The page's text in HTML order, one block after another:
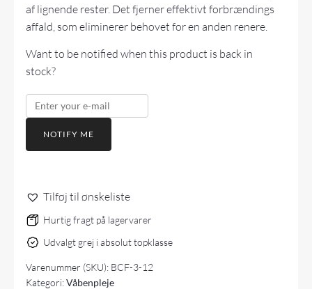
af lignende rester. Det fjerner effektivt forbrændings
affald, som eliminerer behovet for en anden renere.
Want to be notified when this product is back in
stock?
NOTIFY ME
Tilføj til ønskeliste
Hurtig fragt på lagervarer
Udvalgt grej i absolut topklasse
Varenummer (SKU): BCF-3-12
Kategori:Våbenpleje